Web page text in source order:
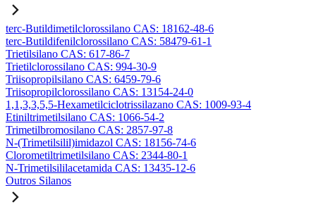
terc-Butildimetilclorossilano CAS: 18162-48-6
terc-Butildifenilclorossilano CAS: 58479-61-1
Trietilsilano CAS: 617-86-7
Trietilclorossilano CAS: 994-30-9
Triisopropilsilano CAS: 6459-79-6
Triisopropilclorossilano CAS: 13154-24-0
1,1,3,3,5,5-Hexametilciclotrissilazano CAS: 1009-93-4
Etiniltrimetilsilano CAS: 1066-54-2
Trimetilbromosilano CAS: 2857-97-8
N-(Trimetilsilil)imidazol CAS: 18156-74-6
Clorometiltrimetilsilano CAS: 2344-80-1
N-Trimetilsililacetamida CAS: 13435-12-6
Outros Silanos